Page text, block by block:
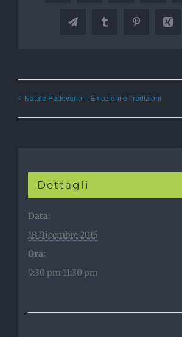
TelegramTumblr PinterestXing
Natale Padovano – Emozioni e Tradizioni
Dettagli
Data:
18 Dicembre 2015
Ora:
9:30 pm 11:30 pm